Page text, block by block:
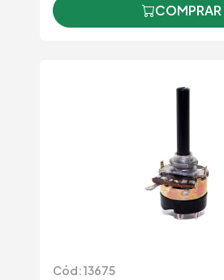
COMPRAR
Cód: 13675